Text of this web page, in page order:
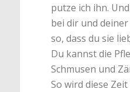
putze ich ihn.
bei dir und
so, dass du sie
Du kannst die
Schmusen und
So wird diese